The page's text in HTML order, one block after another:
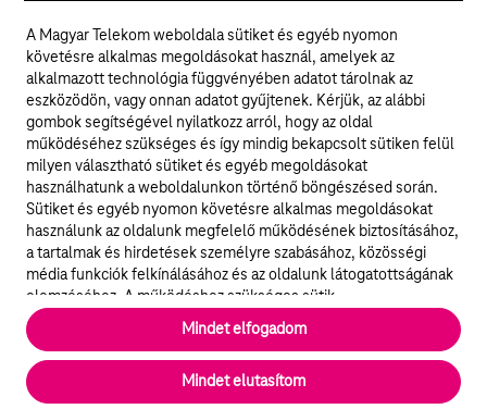
© 2026 Magyar Telekom Nyrt.
Karrier
Adatvédelem
Süti beállítások
Magyar Telekom
English
A Magyar Telekom weboldala sütiket és egyéb nyomon
követésre alkalmas megoldásokat használ, amelyek az
alkalmazott technológia függvényében adatot tárolnak az
eszközödön, vagy onnan adatot gyűjtenek. Kérjük, az alábbi
gombok segítségével nyilatkozz arról, hogy az oldal
működéséhez szükséges és így mindig bekapcsolt sütiken felül
milyen választható sütiket és egyéb megoldásokat
használhatunk a weboldalunkon történő böngészésed során.
Sütiket és egyéb nyomon követésre alkalmas megoldásokat
használunk az oldalunk megfelelő működésének biztosításához,
a tartalmak és hirdetések személyre szabásához, közösségi
média funkciók felkínálásához és az oldalunk látogatottságának
elemzéséhez. A működéshez szükséges sütik
elengedhetetlenek a weboldal működéséhez és nem lehet
kikapcsolni őket a weboldal látogatása során rendszerünkből. A
statisztikai, vagy marketing célú sütik segítségével bizonyos
esetekben az oldalhasználattal kapcsolatos információkat is
Mindet elutasítom
Mindet elfogadom